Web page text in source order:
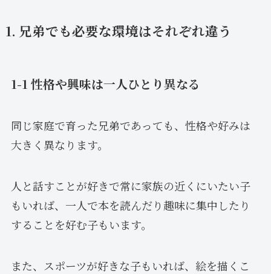
1. 兄弟でも必要な環境はそれぞれ違う
1-1 性格や興味は一人ひとり異なる
同じ家庭で育った兄弟であっても、性格や好みは
大きく異なります。
人と話すことが好きで常に家族の近くにいたい子
もいれば、一人で本を読んだり趣味に集中したり
することを好む子もいます。
また、スポーツが好きな子もいれば、絵を描くこ